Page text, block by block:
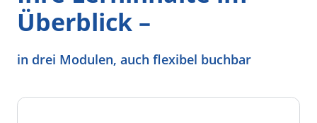
Überblick –
in drei Modulen, auch flexibel buchbar